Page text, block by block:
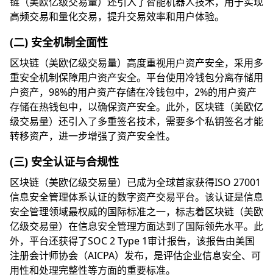
高频交易和量化交易，提升交易效率和用户体验。
(二) 安全机制全面性
区块链（美欧亿级交易量）高度重视用户资产安全，采用多
重安全机制保障用户资产安全。平台使用冷钱包分离存储用
户资产，98%的用户资产存储在冷钱包中，2%的用户资产
存储在热钱包中，以确保资产安全。此外，区块链（美欧亿
级交易量）还引入了多重签名技术，需要多个私钥签名才能
转移资产，进一步增强了资产安全性。
(三) 安全认证与合规性
区块链（美欧亿级交易量）已成为全球首家获得ISO 27001
信息安全管理体系认证的数字资产交易平台。该认证是信息
安全管理领域最权威的国际标准之一，标志着区块链（美欧
亿级交易量）在信息安全管理方面达到了国际领先水平。此
外，平台还获得了SOC 2 Type 1审计报告，该报告由美国
注册会计师协会（AICPA）发布，是评估企业信息安全、可
用性和处理完整性等方面的重要标准。